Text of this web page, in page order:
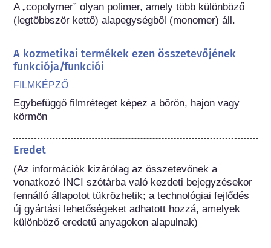
A „copolymer” olyan polimer, amely több különböző
(legtöbbször kettő) alapegységből (monomer) áll.
A kozmetikai termékek ezen összetevőjének
funkciója/funkciói
FILMKÉPZŐ
Egybefüggő filmréteget képez a bőrön, hajon vagy
körmön
Eredet
(Az információk kizárólag az összetevőnek a
vonatkozó INCI szótárba való kezdeti bejegyzésekor
fennálló állapotot tükrözhetik; a technológiai fejlődés
új gyártási lehetőségeket adhatott hozzá, amelyek
különböző eredetű anyagokon alapulnak)